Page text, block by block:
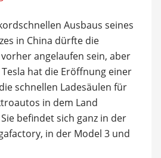
Ausbaus seines
in China dürfte die
angelaufen sein, aber
hat die Eröffnung einer
schnellen Ladesäulen für
in dem Land
befindet sich ganz in der
in der Model 3 und